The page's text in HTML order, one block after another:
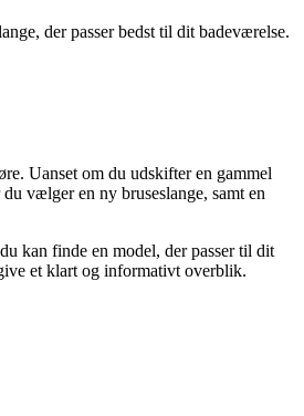
der passer bedst til dit badeværelse.
Uanset om du udskifter en gammel
vælger en ny bruseslange, samt en
kan finde en model, der passer til dit
et klart og informativt overblik.